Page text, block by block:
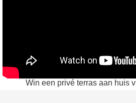
Win een privé terras aan huis